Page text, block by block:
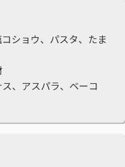
ショウ、パスタ、たま
ス、アスパラ、ベーコ